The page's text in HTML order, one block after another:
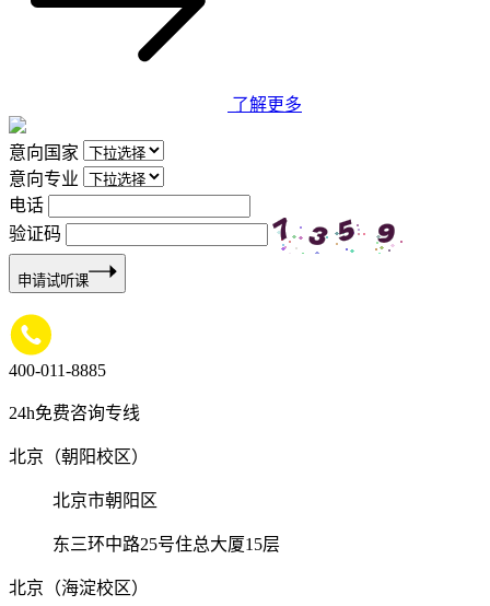
了解更多
意向国家
意向专业
电话
验证码
申请试听课
400-011-8885
24h免费咨询专线
北京（朝阳校区）
北京市朝阳区
东三环中路25号住总大厦15层
北京（海淀校区）